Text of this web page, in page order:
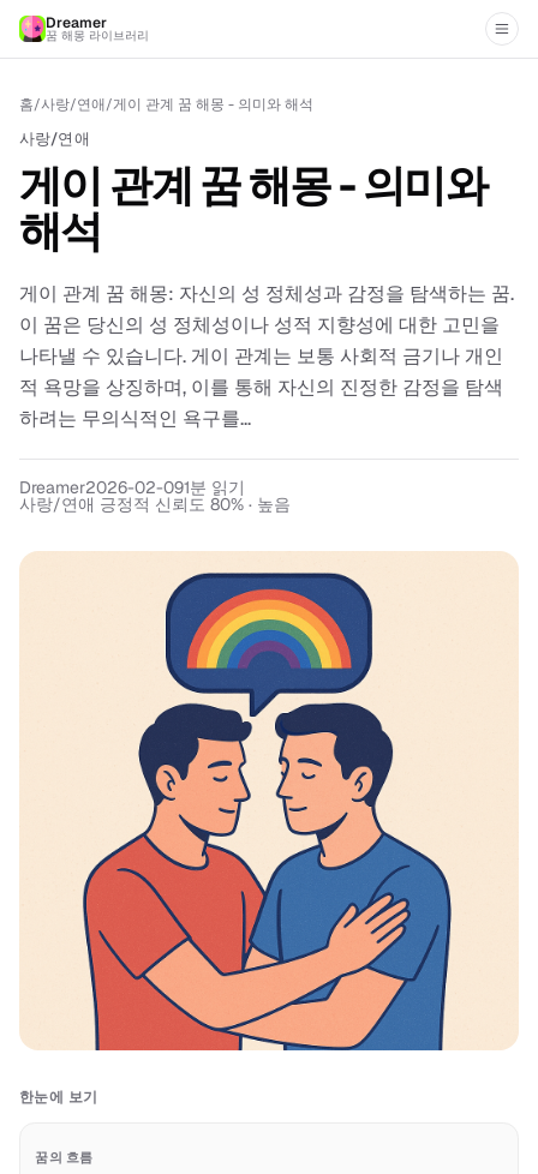
Dreamer
꿈 해몽 라이브러리
홈/사랑/연애/게이 관계 꿈 해몽 - 의미와 해석
사랑/연애
게이 관계 꿈 해몽 - 의미와
해석
게이 관계 꿈 해몽: 자신의 성 정체성과 감정을 탐색하는 꿈.
이 꿈은 당신의 성 정체성이나 성적 지향성에 대한 고민을
나타낼 수 있습니다. 게이 관계는 보통 사회적 금기나 개인
적 욕망을 상징하며, 이를 통해 자신의 진정한 감정을 탐색
하려는 무의식적인 욕구를...
Dreamer2026-02-091분 읽기
사랑/연애 긍정적 신뢰도 80% · 높음
한눈에 보기
꿈의 흐름